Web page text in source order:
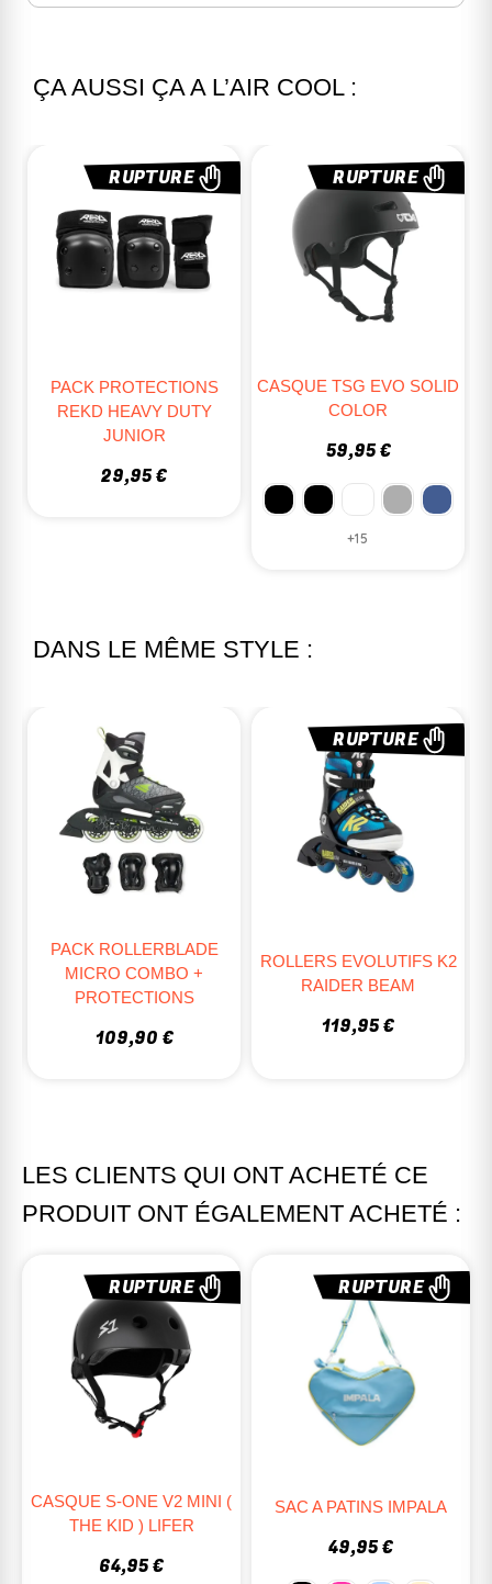
ÇA AUSSI ÇA A L’AIR COOL :
RUPTURE
PACK PROTECTIONS
REKD HEAVY DUTY
JUNIOR
29,95 €
RUPTURE
CASQUE TSG EVO SOLID
COLOR
59,95 €
+15
DANS LE MÊME STYLE :
PACK ROLLERBLADE
MICRO COMBO +
PROTECTIONS
109,90 €
RUPTURE
ROLLERS EVOLUTIFS K2
RAIDER BEAM
119,95 €
LES CLIENTS QUI ONT ACHETÉ CE
PRODUIT ONT ÉGALEMENT ACHETÉ :
RUPTURE
CASQUE S-ONE V2 MINI (
THE KID ) LIFER
64,95 €
RUPTURE
SAC A PATINS IMPALA
49,95 €